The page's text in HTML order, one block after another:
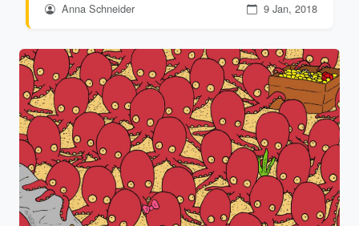
Anna Schneider 9 Jan, 2018